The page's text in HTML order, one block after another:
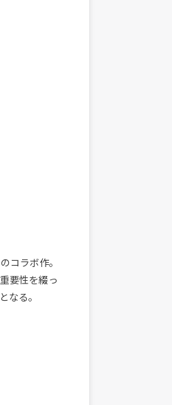
コラボ作。
要性を綴っ
なる。